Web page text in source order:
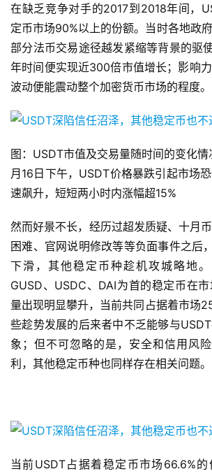
在缺乏竞争对手的2017到2018年间，
定币市场90%以上的份额。当时各地政府
部分法币交易途径越发紧缩等背景的驱
年时间便实现近300倍市值增长；影响
波动便能震动整个加密货币市场的程度。
图：USDT市值及交易量随时间的变化
月16日下午，USDT价格暴跌引起市场
速飙升，短短两小时内涨幅超15%
然而好景不长，经历过超发质疑、十月
困难、官网说明修改等等负面事件之后
下滑，其他稳定币种趁机攻城略地。
GUSD、USDC、DAI为首的稳定币在
量出现明显攀升，当前共同占据着市场
些趁势发展的后来者中不乏能够与
象；但不可忽略的是，安全和信用风
利，其他稳定币种也同样存在相关问题。
当前USDT占据着稳定币市场66.6%的